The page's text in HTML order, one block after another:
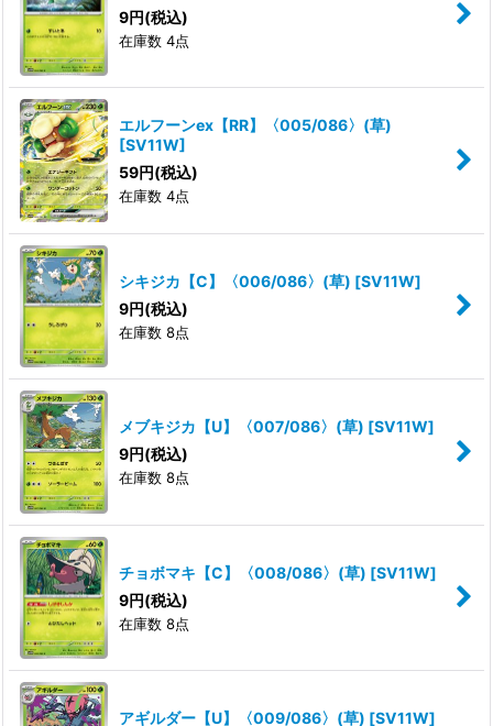
9円(税込)
在庫数 4点
エルフーンex【RR】〈005/086〉(草)
[SV11W]
59円(税込)
在庫数 4点
シキジカ【C】〈006/086〉(草) [SV11W]
9円(税込)
在庫数 8点
メブキジカ【U】〈007/086〉(草) [SV11W]
9円(税込)
在庫数 8点
チョボマキ【C】〈008/086〉(草) [SV11W]
9円(税込)
在庫数 8点
アギルダー【U】〈009/086〉(草) [SV11W]